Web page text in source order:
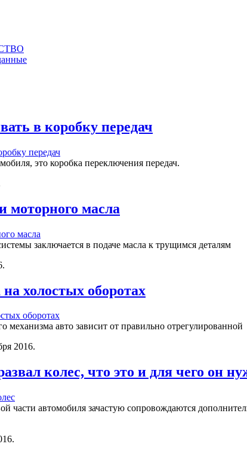
в коробку передач
это коробка переключения передач.
моторного масла
заключается в подаче масла к трущимся деталям
холостых оборотах
механизма авто зависит от правильно отрегулированной
2016.
колес, что это и для чего он
части автомобиля зачастую сопровождаются